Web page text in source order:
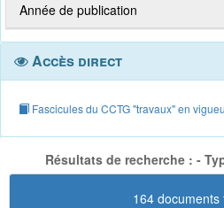
Année de publication
Accès direct
Fascicules du CCTG "travaux" en
Résultats de recherche : -
164 documents